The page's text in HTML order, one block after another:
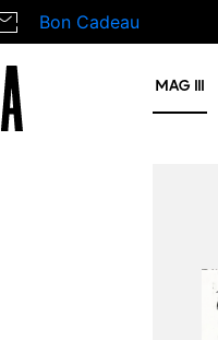
Bon Cadeau
MAG III